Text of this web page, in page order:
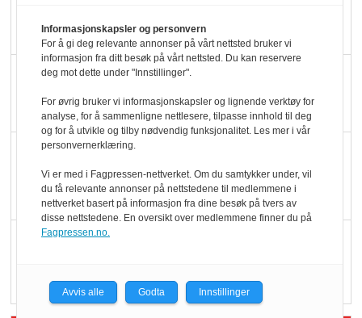
legger ned hver måned
Potetball, kylling og 98
oktan
KBS-bransjen i
endring: Stadig større
serveringstilbud
Informasjonskapsler og personvern
For å gi deg relevante annonser på vårt nettsted bruker vi
informasjon fra ditt besøk på vårt nettsted. Du kan reservere
deg mot dette under "Innstillinger".
For øvrig bruker vi informasjonskapsler og lignende verktøy for
analyse, for å sammenligne nettlesere, tilpasse innhold til deg
og for å utvikle og tilby nødvendig funksjonalitet. Les mer i vår
personvernerklæring.
Vi er med i Fagpressen-nettverket. Om du samtykker under, vil
du få relevante annonser på nettstedene til medlemmene i
nettverket basert på informasjon fra dine besøk på tvers av
disse nettstedene. En oversikt over medlemmene finner du på
Fagpressen.no.
Avvis alle Godta Innstillinger